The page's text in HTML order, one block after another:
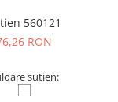
560121
RON
sutien: